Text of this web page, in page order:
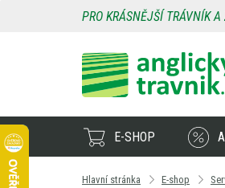
PRO KRÁSNĚJŠÍ TRÁVNÍK
E-SHOP
Hlavní stránka E-shop